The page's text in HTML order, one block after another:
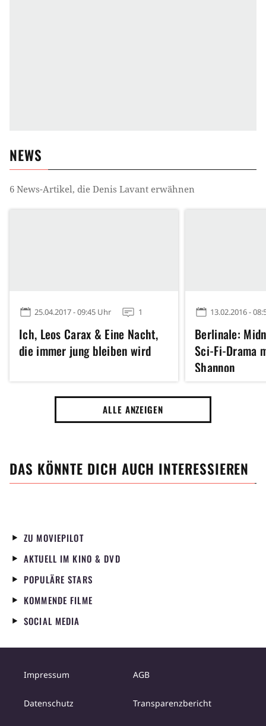
NEWS
6 News-Artikel, die Denis Lavant erwähnen
25.04.2017 - 09:45 Uhr 1
Ich, Leos Carax & Eine Nacht,
die immer jung bleiben wird
13.02.2016 -
Berlinale:
Sci-Fi-Drama
Shannon
ALLE ANZEIGEN
DAS KÖNNTE DICH AUCH INTERESSIEREN
ZU MOVIEPILOT
AKTUELL IM KINO & DVD
POPULÄRE STARS
KOMMENDE FILME
SOCIAL MEDIA
Impressum AGB
Datenschutz Transparenzbericht